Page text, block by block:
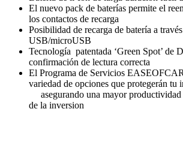
El nuevo pack de baterías permite el
los contactos de recarga
Posibilidad de recarga de batería a
USB/microUSB
Tecnología patentada ‘Green Spot’ de
confirmación de lectura correcta
El Programa de Servicios
variedad de opciones que protegerán tu
asegurando una mayor productividad
de la inversion